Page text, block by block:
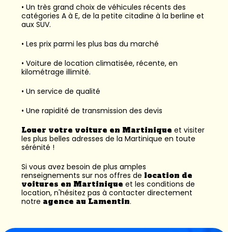
• Un très grand choix de véhicules récents des
catégories A à E, de la petite citadine à la berline et
aux SUV.
• Les prix parmi les plus bas du marché
• Voiture de location climatisée, récente, en
kilométrage illimité.
• Un service de qualité
• Une rapidité de transmission des devis
Louer votre voiture en Martinique et visiter
les plus belles adresses de la Martinique en toute
sérénité !
Si vous avez besoin de plus amples
renseignements sur nos offres de location de
voitures en Martinique et les conditions de
location, n'hésitez pas à contacter directement
notre agence au Lamentin.